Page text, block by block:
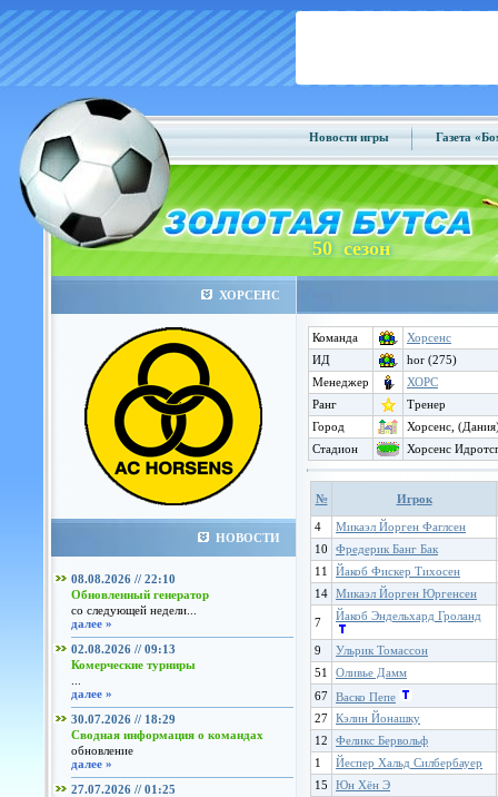
Новости игры Газета
50 сезон
ХОРСЕНС
НОВОСТИ
08.08.2026 // 22:10
Обновленный генератор
со следующей недели...
далее »
02.08.2026 // 09:13
Комерческие турниры
далее »
30.07.2026 // 18:29
Сводная информация о командах
обновление
далее »
27.07.2026 // 01:25
Команда
Хорсенс
ИД
hor (275)
Менеджер
ХОРС
Ранг
Тренер
Город
Хорсенс,
Стадион
Хорсенс
№ Игрок
4
Микаэл Йорген Фаглсен
10
Фредерик Банг Бак
11
Йакоб Фискер Тихосен
14 Микаэл Йорген Юргенсен
7 Йакоб Эндельхард Гроланд
9
Ульрик Томассон
51
Оливье Дамм
67 Васко Пепе
27 Кэлин Йонашку
12
Феликс Бервольф
1
Йеспер Хальд Силбербауер
15
Юн Хён Э